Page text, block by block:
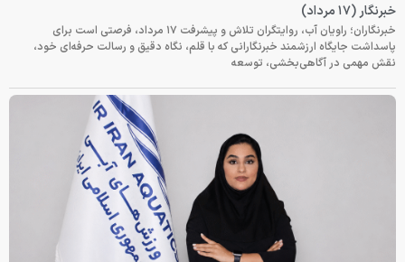
خبرنگار (۱۷ مرداد)
خبرنگاران؛ راویان آب، روایتگران تلاش و پیشرفت ۱۷ مرداد، فرصتی است برای
پاسداشت جایگاه ارزشمند خبرنگارانی که با قلم، نگاه دقیق و رسالت حرفه‌ای خود،
نقش مهمی در آگاهی‌بخشی، توسعه